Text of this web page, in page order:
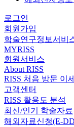
로그인
회원가입
학술연구정보서비
MYRISS
회원서비스
About RISS
RISS 처음 방문 이
고객센터
RISS 활용도 분석
최신/인기 학술자료
해외자료신청(E-